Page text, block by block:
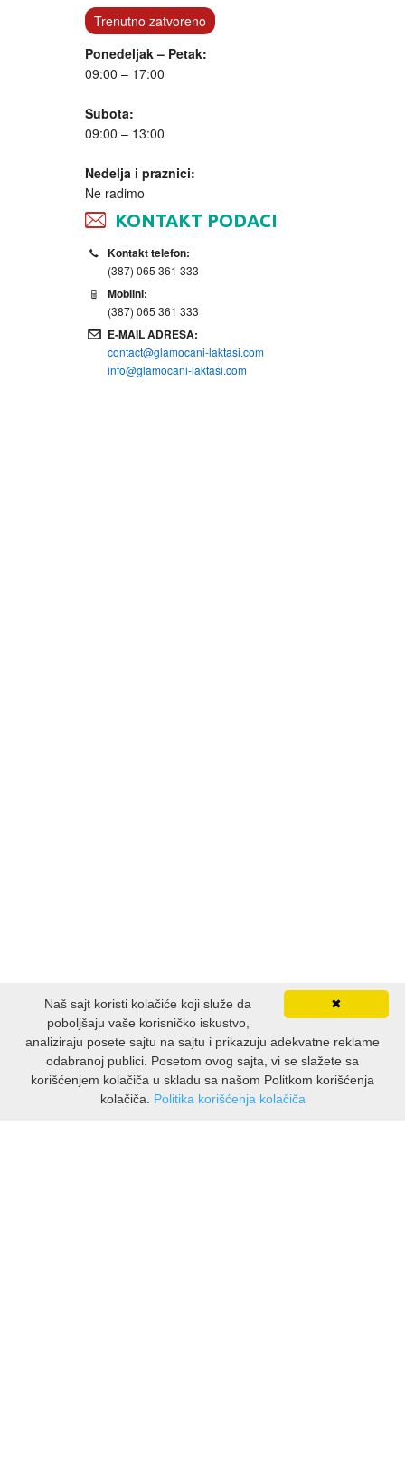
Trenutno zatvoreno
Ponedeljak – Petak:
09:00 – 17:00
Subota:
09:00 – 13:00
Nedelja i praznici:
Ne radimo
KONTAKT PODACI
Kontakt telefon:
(387) 065 361 333
Mobilni:
(387) 065 361 333
E-MAIL ADRESA:
contact@glamocani-laktasi.com
info@glamocani-laktasi.com
✖
Naš sajt koristi kolačiće koji služe da
poboljšaju vaše korisničko iskustvo,
analiziraju posete sajtu na sajtu i prikazuju adekvatne reklame
odabranoj publici. Posetom ovog sajta, vi se slažete sa
korišćenjem kolačiča u skladu sa našom Politkom korišćenja
kolačiča. Politika korišćenja kolačiča